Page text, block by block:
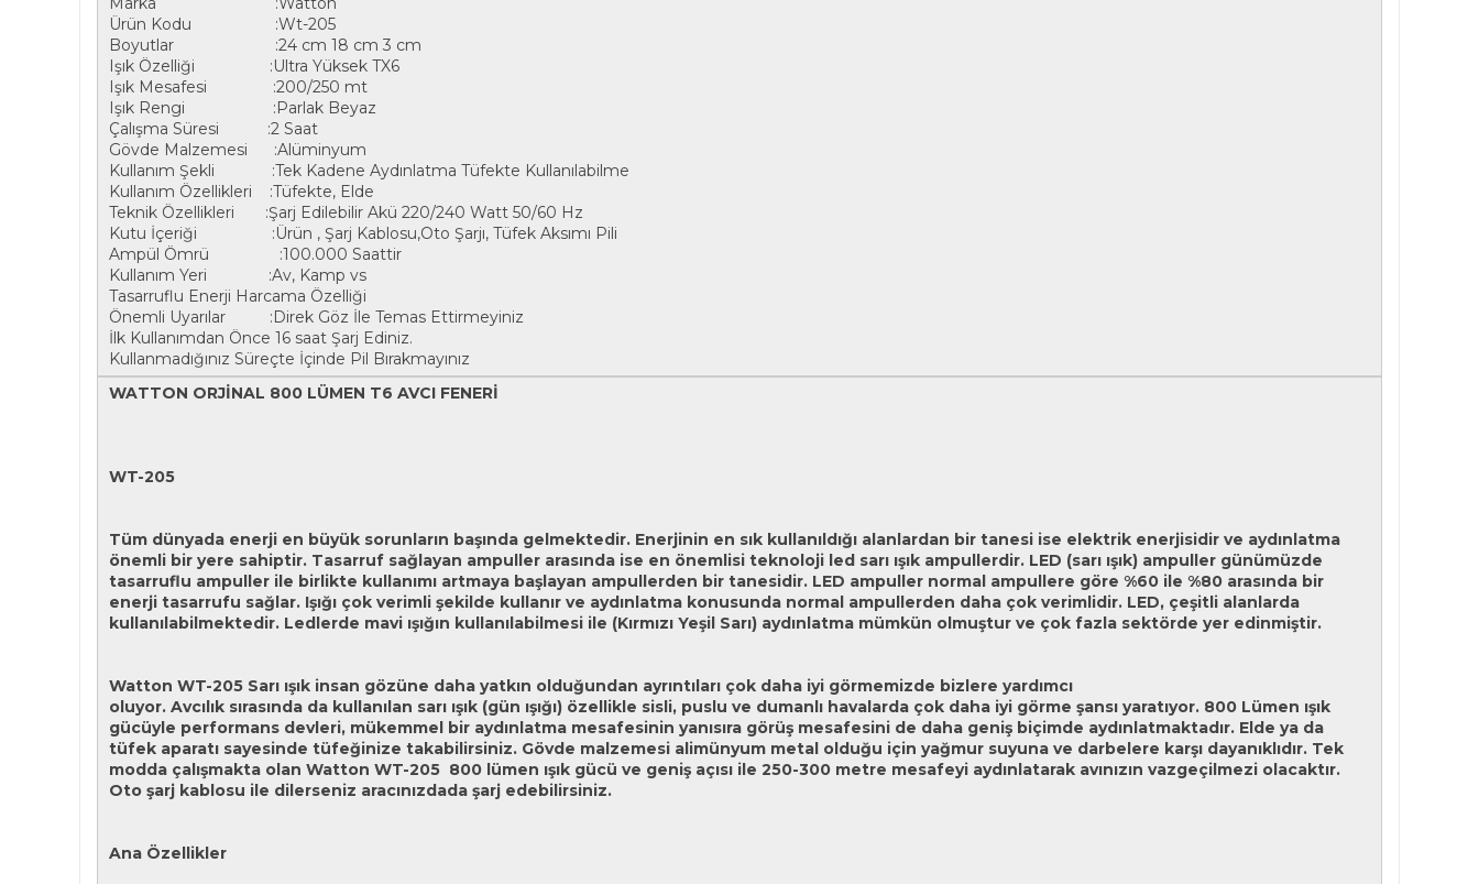
Ürün Kodu :Wt-205
Boyutlar :24 cm 18 cm 3 cm
Işık Özelliği :Ultra Yüksek TX6
Işık Mesafesi :200/250 mt
Işık Rengi :Parlak Beyaz
Çalışma Süresi :2 Saat
Gövde Malzemesi :Alüminyum
Kullanım Şekli :Tek Kadene Aydınlatma Tüfekte Kullanılabilme
Kullanım Özellikleri :Tüfekte, Elde
Teknik Özellikleri :Şarj Edilebilir Akü 220/240 Watt 50/60 Hz
Kutu İçeriği :Ürün , Şarj Kablosu,Oto Şarjı, Tüfek Aksımı Pili
Ampül Ömrü :100.000 Saattir
Kullanım Yeri :Av, Kamp vs
Tasarruflu Enerji Harcama Özelliği
Önemli Uyarılar :Direk Göz İle Temas Ettirmeyiniz
İlk Kullanımdan Önce 16 saat Şarj Ediniz.
Kullanmadığınız Süreçte İçinde Pil Bırakmayınız
WATTON ORJİNAL 800 LÜMEN T6 AVCI FENERİ
WT-205
Tüm dünyada enerji en büyük sorunların başında gelmektedir. Enerjinin en sık kullanıldığı alanlardan bir tanesi ise elektrik enerjisidir ve aydınlatma
önemli bir yere sahiptir. Tasarruf sağlayan ampuller arasında ise en önemlisi teknoloji led sarı ışık ampullerdir. LED (sarı ışık) ampuller günümüzde
tasarruflu ampuller ile birlikte kullanımı artmaya başlayan ampullerden bir tanesidir. LED ampuller normal ampullere göre %60 ile %80 arasında bir
enerji tasarrufu sağlar. Işığı çok verimli şekilde kullanır ve aydınlatma konusunda normal ampullerden daha çok verimlidir. LED, çeşitli alanlarda
kullanılabilmektedir. Ledlerde mavi ışığın kullanılabilmesi ile (Kırmızı Yeşil Sarı) aydınlatma mümkün olmuştur ve çok fazla sektörde yer edinmiştir.
Watton WT-205 Sarı ışık insan gözüne daha yatkın olduğundan ayrıntıları çok daha iyi görmemizde bizlere yardımcı
oluyor. Avcılık sırasında da kullanılan sarı ışık (gün ışığı) özellikle sisli, puslu ve dumanlı havalarda çok daha iyi görme şansı yaratıyor. 800 Lümen ışık
gücüyle performans devleri, mükemmel bir aydınlatma mesafesinin yanısıra görüş mesafesini de daha geniş biçimde aydınlatmaktadır. Elde ya da
tüfek aparatı sayesinde tüfeğinize takabilirsiniz. Gövde malzemesi alimünyum metal olduğu için yağmur suyuna ve darbelere karşı dayanıklıdır. Tek
modda çalışmakta olan Watton WT-205 800 lümen ışık gücü ve geniş açısı ile 250-300 metre mesafeyi aydınlatarak avınızın vazgeçilmezi olacaktır.
Oto şarj kablosu ile dilerseniz aracınızdada şarj edebilirsiniz.
Ana Özellikler